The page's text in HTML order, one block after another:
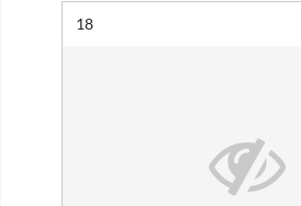
Résultat n°
18